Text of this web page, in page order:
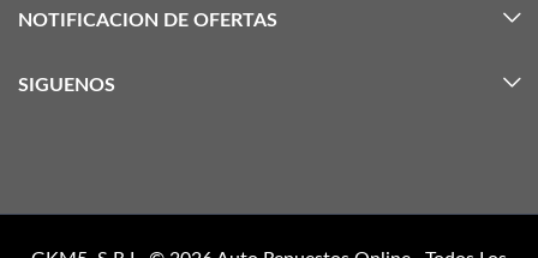
NOTIFICACION DE OFERTAS
SIGUENOS